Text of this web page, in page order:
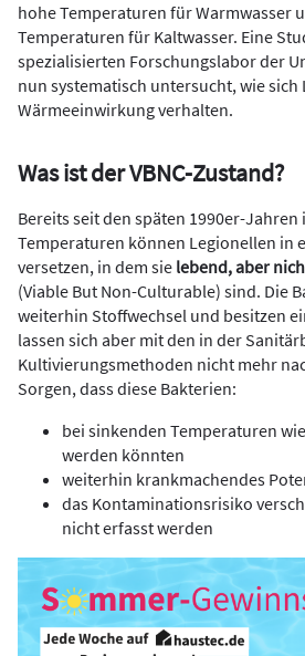
hohe Temperaturen für Warmwasser
Temperaturen für Kaltwasser. Eine
spezialisierten Forschungslabor der
nun systematisch untersucht, wie
Wärmeeinwirkung verhalten.
Was ist der VBNC-Zustand?
Bereits seit den späten 1990er-
Temperaturen können Legionellen in
versetzen, in dem sie lebend, aber
(Viable But Non-Culturable) sind. Die
weiterhin Stoffwechsel und besitzen
lassen sich aber mit den in der
Kultivierungsmethoden nicht mehr
Sorgen, dass diese Bakterien:
bei sinkenden Temperaturen
werden könnten
weiterhin krankmachendes
das Kontaminationsrisiko
nicht erfasst werden